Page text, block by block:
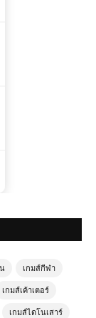
เกมส์กีฬา
เกมส์เค้าเตอร์
เกมส์ไดโนเสาร์